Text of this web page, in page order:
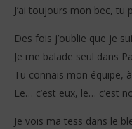
J’ai toujours mon bec, tu
Des fois j’oublie que je
Je me balade seul dans
Tu connais mon équipe,
Le… c’est eux, le… c’est
Je vois ma tess dans le